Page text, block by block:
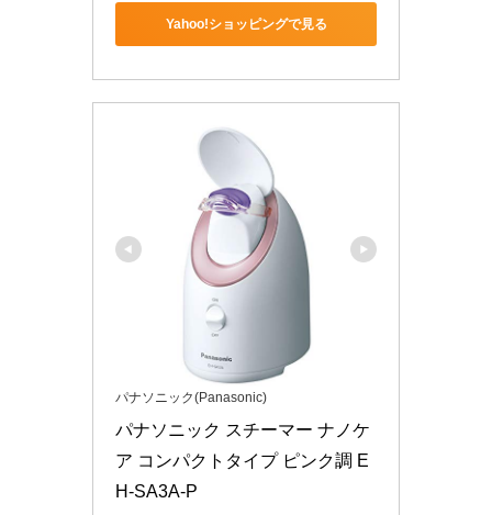
Yahoo!ショッピングで見る
パナソニック(Panasonic)
パナソニック スチーマー ナノケ
ア コンパクトタイプ ピンク調 E
H-SA3A-P